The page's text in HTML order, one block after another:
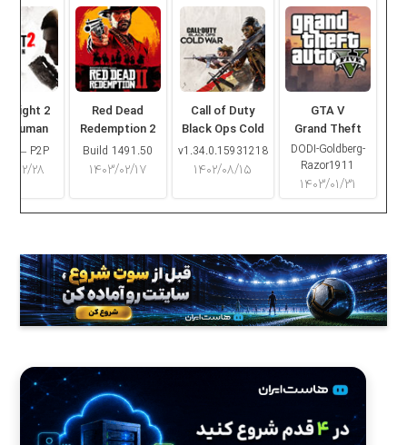
GTA V
Grand Theft
Auto V
DODI-Goldberg-
Razor1911
۱۴۰۳/۰۱/۳۱
Call of Duty
Black Ops Cold
War
v1.34.0.15931218
۱۴۰۲/۰۸/۱۵
Red Dead
Redemption 2
Build 1491.50
۱۴۰۳/۰۲/۱۷
Light 2
Human
– P2P
۱۴۰۳/